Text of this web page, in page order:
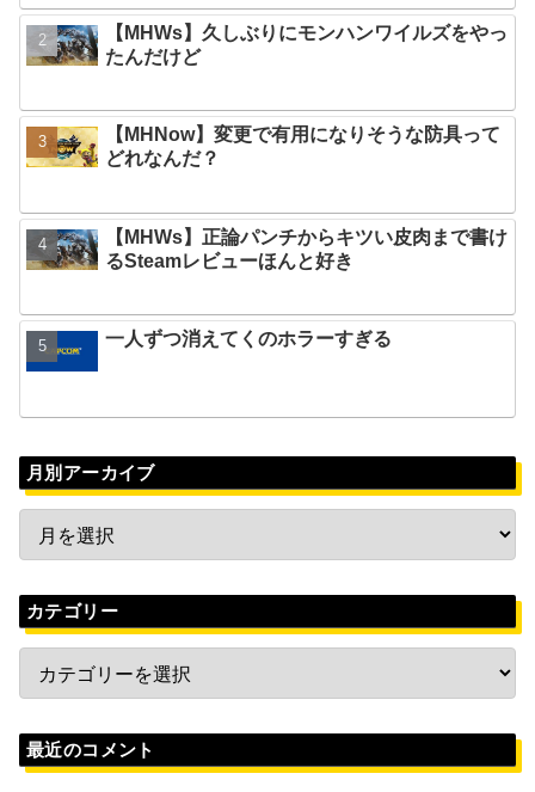
【MHWs】久しぶりにモンハンワイルズをやっ
たんだけど
【MHNow】変更で有用になりそうな防具って
どれなんだ？
【MHWs】正論パンチからキツい皮肉まで書け
るSteamレビューほんと好き
一人ずつ消えてくのホラーすぎる
月別アーカイブ
カテゴリー
最近のコメント